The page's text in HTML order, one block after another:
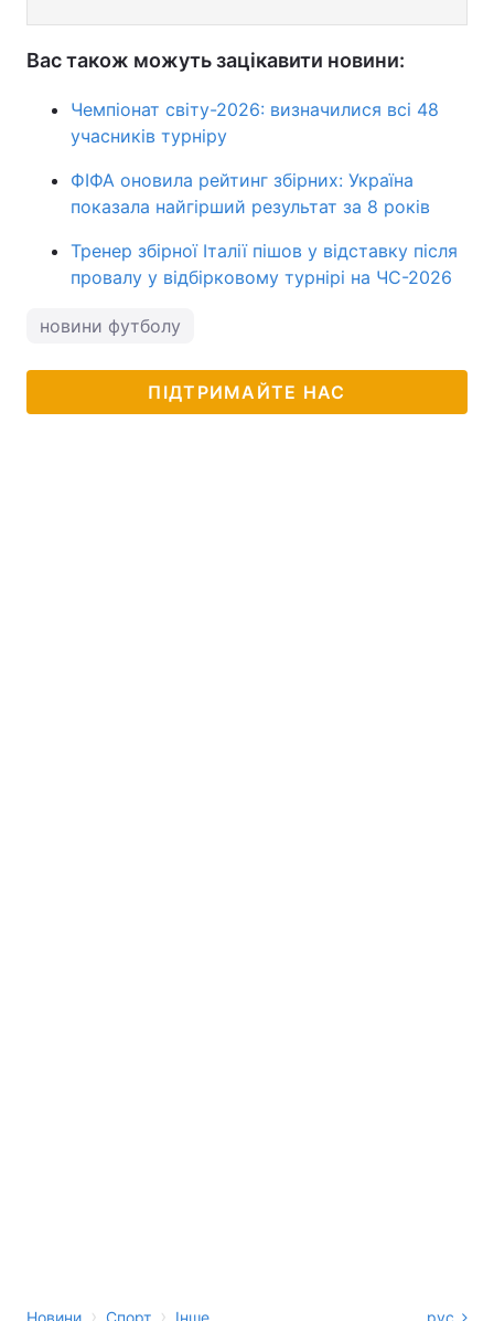
Вас також можуть зацікавити новини:
Чемпіонат світу-2026: визначилися всі 48
учасників турніру
ФІФА оновила рейтинг збірних: Україна
показала найгірший результат за 8 років
Тренер збірної Італії пішов у відставку після
провалу у відбірковому турнірі на ЧС-2026
новини футболу
ПІДТРИМАЙТЕ НАС
Новини › Спорт › Інше рус